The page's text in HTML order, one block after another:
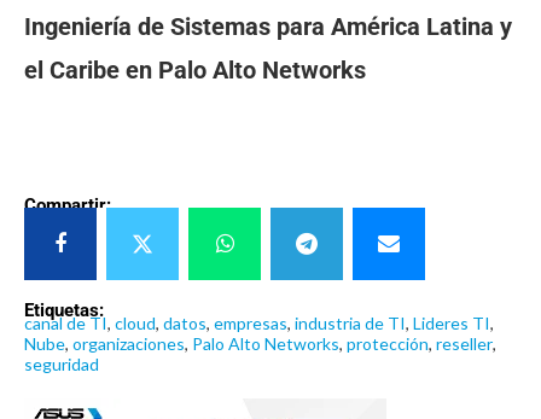
Ingeniería de Sistemas para América Latina y
el Caribe en Palo Alto Networks
Compartir:
Etiquetas:
canal de TI, cloud, datos, empresas, industria de TI, Lideres TI,
Nube, organizaciones, Palo Alto Networks, protección, reseller,
seguridad